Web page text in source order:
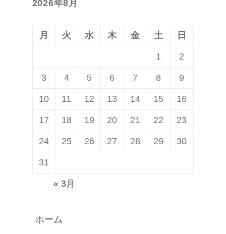
2026年8月
月 火 水 木 金 土 日
1 2
3 4 5 6 7 8 9
10 11 12 13 14 15 16
17 18 19 20 21 22 23
24 25 26 27 28 29 30
31
« 3月
ホーム